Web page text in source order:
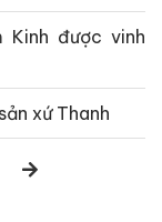
được vinh
xứ Thanh